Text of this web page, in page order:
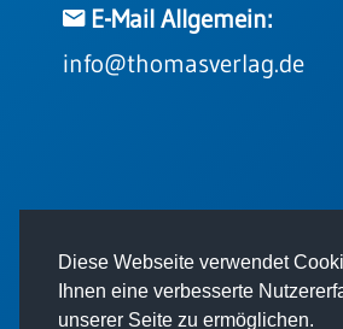
Diese Webseite verwendet
Ihnen eine verbesserte
unserer Seite zu ermöglichen.
E-Mail Allgemein:
info@thomasverlag.de